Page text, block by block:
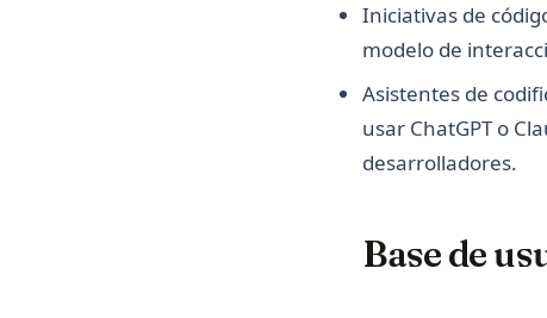
Iniciativas de
modelo de
Asistentes de
usar ChatGPT o
desarrolladores.
Base de